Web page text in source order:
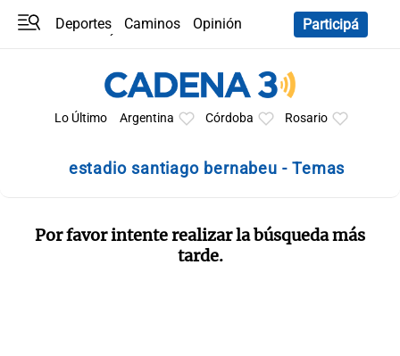
Deportes Caminos
Opinión
Participá
Lo Último Argentina Córdoba Rosario
estadio santiago bernabeu - Temas
Por favor intente realizar la búsqueda más
tarde.